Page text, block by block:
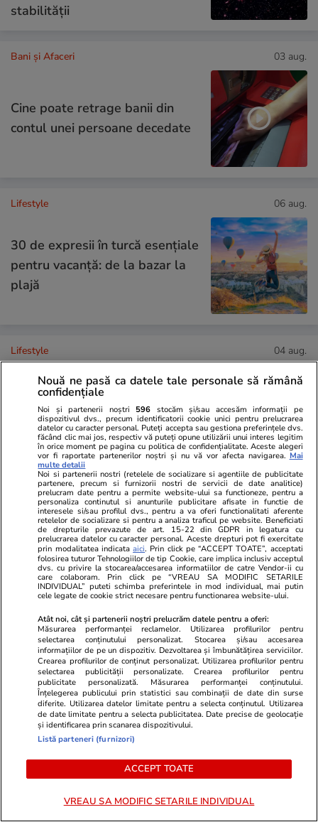
stabilității
Bani și Afaceri 03 aug.
Cine poate retrage banii din
contul unei persoane decedate
Lifestyle 06 aug.
30 de expresii în turcă esențiale
pentru vacanță: de la bazar la
plajă
Lifestyle 04 aug.
Cum se scrie corect: bineînțeles
sau bine înțeles
Știri România 11:20
Două barje au fost scufundate
controlat în Dunăre, într-o
operațiune de 11 ore. Miza:
nivelul apei la Cernavodă |
VIDEO
Știri România 10:39
ANM a emis pentru sâmbătă
noi avertizări de fenomene
meteo extreme: furtuni
puternice, dar și caniculă în
următoarele ore
Nouă ne pasă ca datele tale personale să rămână
confidențiale
Noi și partenerii noștri 596 stocăm și/sau accesăm informații pe
dispozitivul dvs., precum identificatorii cookie unici pentru prelucrarea
datelor cu caracter personal. Puteți accepta sau gestiona preferințele dvs.
făcând clic mai jos, respectiv vă puteți opune utilizării unui interes legitim
în orice moment pe pagina cu politica de confidențialitate. Aceste alegeri
vor fi raportate partenerilor noștri și nu vă vor afecta navigarea. Mai
multe detalii
Noi si partenerii nostri (retelele de socializare si agentiile de publicitate
partenere, precum si furnizorii nostri de servicii de date analitice)
prelucram date pentru a permite website-ului sa functioneze, pentru a
personaliza continutul si anunturile publicitare afisate in functie de
interesele si/sau profilul dvs., pentru a va oferi functionalitati aferente
retelelor de socializare si pentru a analiza traficul pe website. Beneficiati
de drepturile prevazute de art. 15-22 din GDPR in legatura cu
prelucrarea datelor cu caracter personal. Aceste drepturi pot fi exercitate
prin modalitatea indicataaici. Prin click pe “ACCEPT TOATE”, acceptati
folosirea tuturor Tehnologiilor de tip Cookie, care implica inclusiv acceptul
dvs. cu privire la stocarea/accesarea informatiilor de catre Vendor-ii cu
care colaboram. Prin click pe “VREAU SA MODIFIC SETARILE
INDIVIDUAL” puteti schimba preferintele in mod individual, mai putin
cele legate de cookie strict necesare pentru functionarea website-ului.
Atât noi, cât și partenerii noștri prelucrăm datele pentru a oferi:
Măsurarea performanței reclamelor. Utilizarea profilurilor pentru
selectarea conținutului personalizat. Stocarea și/sau accesarea
informațiilor de pe un dispozitiv. Dezvoltarea și îmbunătățirea serviciilor.
Crearea profilurilor de conținut personalizat. Utilizarea profilurilor pentru
selectarea publicității personalizate. Crearea profilurilor pentru
publicitate personalizată. Măsurarea performanței conținutului.
Înțelegerea publicului prin statistici sau combinații de date din surse
diferite. Utilizarea datelor limitate pentru a selecta conținutul. Utilizarea
de date limitate pentru a selecta publicitatea. Date precise de geolocație
și identificarea prin scanarea dispozitivului.
Listă parteneri (furnizori)
ACCEPT TOATE
VREAU SA MODIFIC SETARILE INDIVIDUAL